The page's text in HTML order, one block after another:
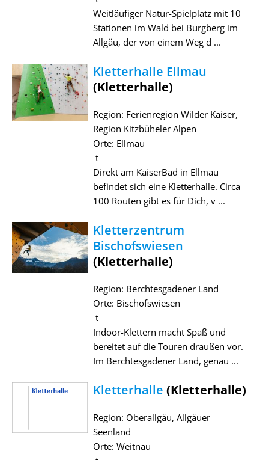
Weitläufiger Natur-Spielplatz mit 10
Stationen im Wald bei Burgberg im
Allgäu, der von einem Weg d ...
Kletterhalle Ellmau
(Kletterhalle)
Region: Ferienregion Wilder Kaiser,
Region Kitzbüheler Alpen
Orte: Ellmau
t
Direkt am KaiserBad in Ellmau
befindet sich eine Kletterhalle. Circa
100 Routen gibt es für Dich, v ...
Kletterzentrum
Bischofswiesen
(Kletterhalle)
Region: Berchtesgadener Land
Orte: Bischofswiesen
t
Indoor-Klettern macht Spaß und
bereitet auf die Touren draußen vor.
Im Berchtesgadener Land, genau ...
Kletterhalle (Kletterhalle)
Region: Oberallgäu, Allgäuer
Seenland
Orte: Weitnau